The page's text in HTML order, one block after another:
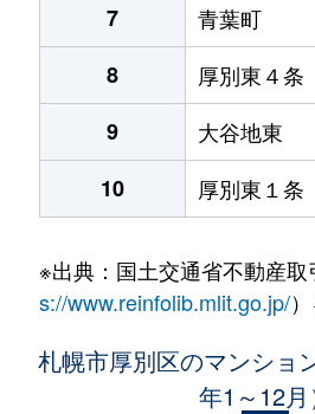
7
青葉町
8
厚別東４条
9
大谷地東
10
厚別東１条
※出典：国土交通省不動産取
s://www.reinfolib.mlit.go.jp/
札幌市厚別区のマンショ
年1～12月